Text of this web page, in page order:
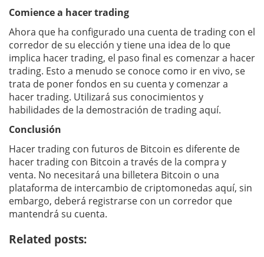
Comience a hacer trading
Ahora que ha configurado una cuenta de trading con el
corredor de su elección y tiene una idea de lo que
implica hacer trading, el paso final es comenzar a hacer
trading. Esto a menudo se conoce como ir en vivo, se
trata de poner fondos en su cuenta y comenzar a
hacer trading. Utilizará sus conocimientos y
habilidades de la demostración de trading aquí.
Conclusión
Hacer trading con futuros de Bitcoin es diferente de
hacer trading con Bitcoin a través de la compra y
venta. No necesitará una billetera Bitcoin o una
plataforma de intercambio de criptomonedas aquí, sin
embargo, deberá registrarse con un corredor que
mantendrá su cuenta.
Related posts: